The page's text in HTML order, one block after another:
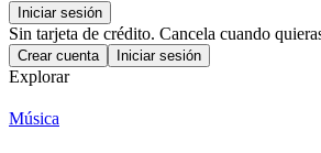
Iniciar sesión
Sin tarjeta de crédito. Cancela cuando
Crear cuenta Iniciar sesión
Explorar
Música